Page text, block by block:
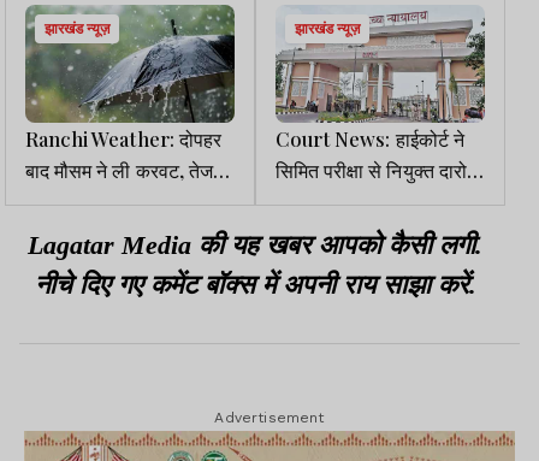
झारखंड न्यूज़
Ranchi Weather: दोपहर
बाद मौसम ने ली करवट, तेज
हवा के साथ हुई बारिश
झारखंड न्यूज़
Court News: हाईकोर्ट ने
सिमित परीक्षा से नियुक्त दारोगा
को इंस्पेक्टर में प्रोन्नति पर
लगायी रोक
Lagatar Media की यह खबर आपको कैसी लगी.
नीचे दिए गए कमेंट बॉक्स में अपनी राय साझा करें.
Advertisement